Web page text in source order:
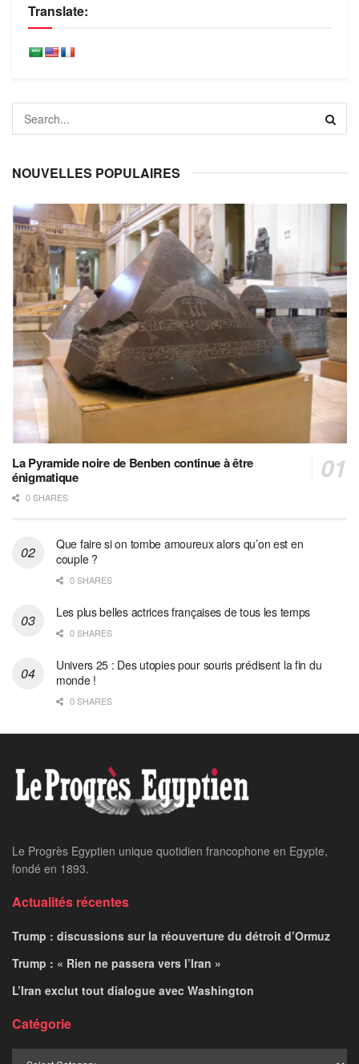
Translate:
NOUVELLES POPULAIRES
La Pyramide noire de Benben continue à être
énigmatique
0 SHARES
Que faire si on tombe amoureux alors qu’on est en
couple ?
0 SHARES
Les plus belles actrices françaises de tous les temps
0 SHARES
Univers 25 : Des utopies pour souris prédisent la fin du
monde !
0 SHARES
Le Progrès Egyptien unique quotidien francophone en Egypte,
fondé en 1893.
Actualités récentes
Trump : discussions sur la réouverture du détroit d’Ormuz
Trump : « Rien ne passera vers l’Iran »
L’Iran exclut tout dialogue avec Washington
Catégorie